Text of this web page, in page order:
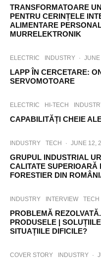
TRANSFORMATOARE
PENTRU CERINȚELE
ALIMENTARE
MURRELEKTRONIK
ELECTRIC INDUSTRY ·
LAPP ÎN CERCETARE:
SERVOMOTOARE
ELECTRIC HI-TECH
CAPABILITĂȚI CHEIE
INDUSTRY TECH · JUNE 12,
GRUPUL INDUSTRIAL
CALITATE SUPERIOARĂ
FORESTIER DIN
INDUSTRY INTERVIEW TECH
PROBLEMĂ
PRODUSELE |
SITUAȚIILE DIFICILE?
COVER STORY INDUSTRY ·